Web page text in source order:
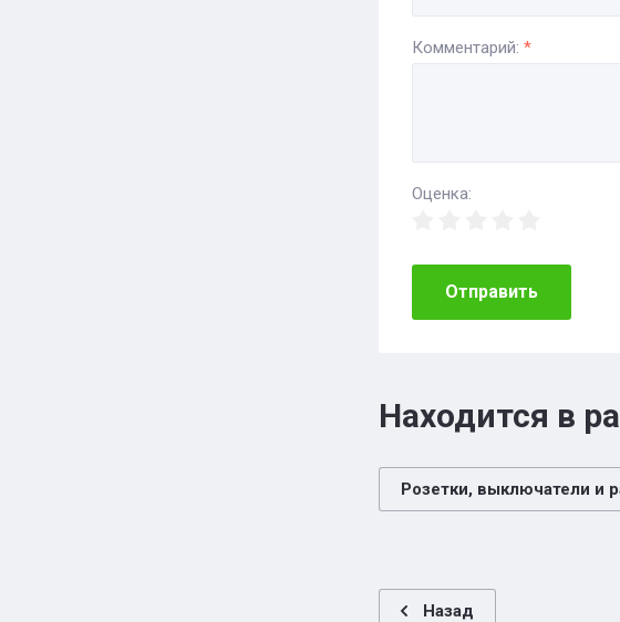
Комментарий: *
Оценка:
Отправить
Находится в
Розетки, выключатели и
Назад